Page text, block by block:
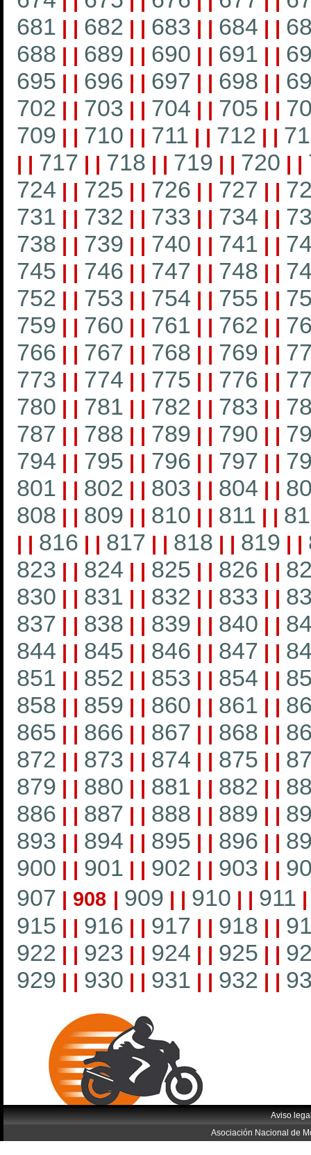
681 | | 682 | | 683 | | 684 | |
688 | | 689 | | 690 | | 691 | |
695 | | 696 | | 697 | | 698 | |
702 | | 703 | | 704 | | 705 | |
709 | | 710 | | 711 | | 712 | |
| | 717 | | 718 | | 719 | | 720 | |
724 | | 725 | | 726 | | 727 | |
731 | | 732 | | 733 | | 734 | |
738 | | 739 | | 740 | | 741 | |
745 | | 746 | | 747 | | 748 | |
752 | | 753 | | 754 | | 755 | |
759 | | 760 | | 761 | | 762 | |
766 | | 767 | | 768 | | 769 | |
773 | | 774 | | 775 | | 776 | |
780 | | 781 | | 782 | | 783 | |
787 | | 788 | | 789 | | 790 | |
794 | | 795 | | 796 | | 797 | |
801 | | 802 | | 803 | | 804 | |
808 | | 809 | | 810 | | 811 | |
| | 816 | | 817 | | 818 | | 819 | |
823 | | 824 | | 825 | | 826 | |
830 | | 831 | | 832 | | 833 | |
837 | | 838 | | 839 | | 840 | |
844 | | 845 | | 846 | | 847 | |
851 | | 852 | | 853 | | 854 | |
858 | | 859 | | 860 | | 861 | |
865 | | 866 | | 867 | | 868 | |
872 | | 873 | | 874 | | 875 | |
879 | | 880 | | 881 | | 882 | |
886 | | 887 | | 888 | | 889 | |
893 | | 894 | | 895 | | 896 | |
900 | | 901 | | 902 | | 903 | |
907 | 908 | 909 | | 910 | | 911
915 | | 916 | | 917 | | 918 | |
922 | | 923 | | 924 | | 925 | |
929 | | 930 | | 931 | | 932 | |
Aviso
Asociación Nacional de